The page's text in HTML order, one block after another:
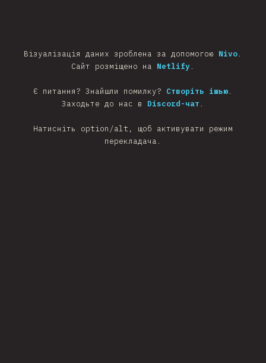
Візуалізація даних зроблена за допомогою Nivo.
Сайт розміщено на Netlify.
Є питання? Знайшли помилку? Створіть ішью.
Заходьте до нас в Discord-чат .
Натисніть option/alt, щоб активувати режим
перекладача.